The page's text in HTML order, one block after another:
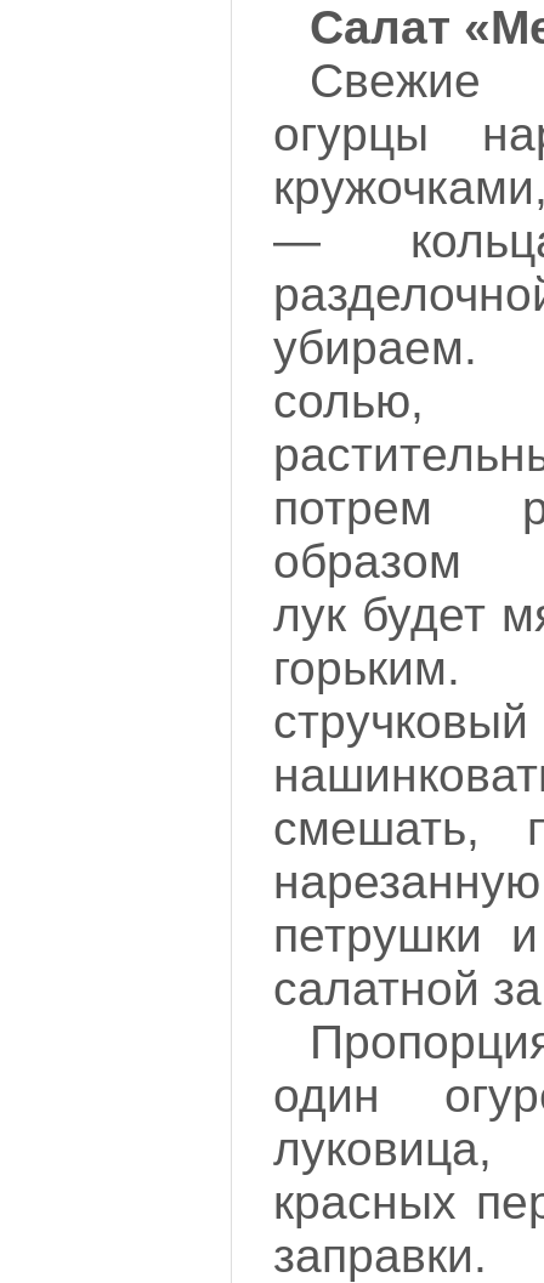
Салат
огурцы
—
убираем.
солью,
потрем
образом
лук будет
смешать,
петрушки
салатной
один
красных
заправки.